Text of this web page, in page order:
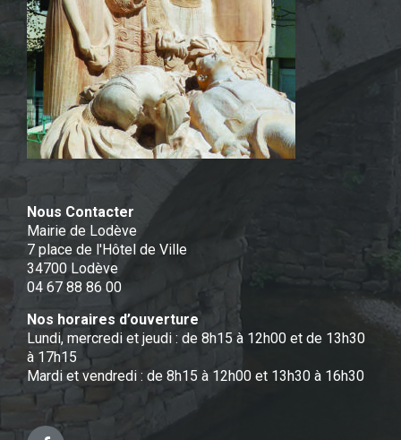
Nous Contacter
Mairie de Lodève
7 place de l'Hôtel de Ville
34700 Lodève
04 67 88 86 00
Nos horaires d’ouverture
Lundi, mercredi et jeudi : de 8h15 à 12h00 et de 13h30
à 17h15
Mardi et vendredi : de 8h15 à 12h00 et 13h30 à 16h30